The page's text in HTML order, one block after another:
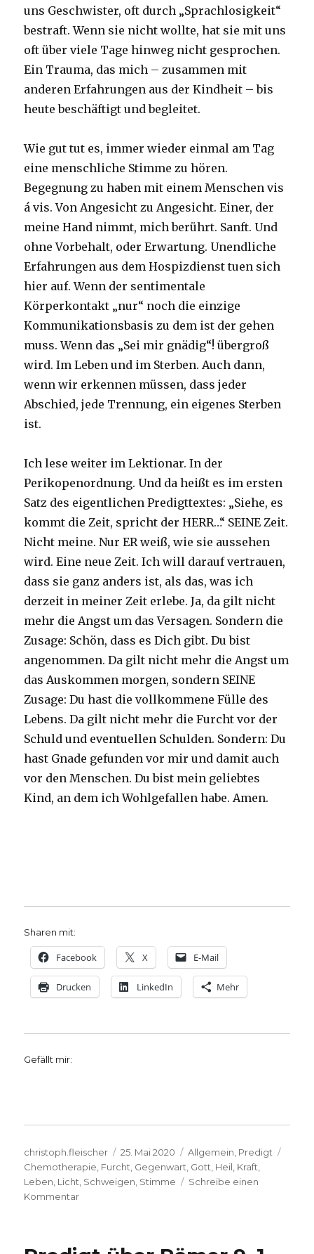
uns Geschwister, oft durch „Sprachlosigkeit“
bestraft. Wenn sie nicht wollte, hat sie mit uns
oft über viele Tage hinweg nicht gesprochen.
Ein Trauma, das mich – zusammen mit
anderen Erfahrungen aus der Kindheit – bis
heute beschäftigt und begleitet.
Wie gut tut es, immer wieder einmal am Tag
eine menschliche Stimme zu hören.
Begegnung zu haben mit einem Menschen vis
á vis. Von Angesicht zu Angesicht. Einer, der
meine Hand nimmt, mich berührt. Sanft. Und
ohne Vorbehalt, oder Erwartung. Unendliche
Erfahrungen aus dem Hospizdienst tuen sich
hier auf. Wenn der sentimentale
Körperkontakt „nur“ noch die einzige
Kommunikationsbasis zu dem ist der gehen
muss. Wenn das „Sei mir gnädig“! übergroß
wird. Im Leben und im Sterben. Auch dann,
wenn wir erkennen müssen, dass jeder
Abschied, jede Trennung, ein eigenes Sterben
ist.
Ich lese weiter im Lektionar. In der
Perikopenordnung. Und da heißt es im ersten
Satz des eigentlichen Predigttextes: „Siehe, es
kommt die Zeit, spricht der HERR…“ SEINE Zeit.
Nicht meine. Nur ER weiß, wie sie aussehen
wird. Eine neue Zeit. Ich will darauf vertrauen,
dass sie ganz anders ist, als das, was ich
derzeit in meiner Zeit erlebe. Ja, da gilt nicht
mehr die Angst um das Versagen. Sondern die
Zusage: Schön, dass es Dich gibt. Du bist
angenommen. Da gilt nicht mehr die Angst um
das Auskommen morgen, sondern SEINE
Zusage: Du hast die vollkommene Fülle des
Lebens. Da gilt nicht mehr die Furcht vor der
Schuld und eventuellen Schulden. Sondern: Du
hast Gnade gefunden vor mir und damit auch
vor den Menschen. Du bist mein geliebtes
Kind, an dem ich Wohlgefallen habe. Amen.
Sharen mit:
Facebook X E-Mail
Drucken LinkedIn Mehr
Gefällt mir:
Autor
christoph.fleischer
Veröffentlicht
am
25. Mai 2020 Kategorien
Allgemein Predigt
Chemotherapie Furcht Gegenwart Gott Heil Kraft
Leben Licht Schweigen Stimme
Schreibe einen
Kommentarzu